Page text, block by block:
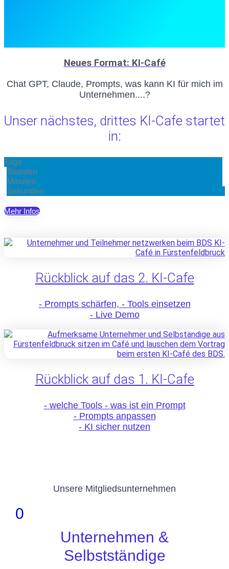
Neues Format: KI-Café
Chat GPT, Claude, Prompts, was kann KI für mich im
Unternehmen....?
Unser nächstes, drittes KI-Cafe startet
in:
Tage
Stunden
Minuten
Sekunden
Mehr Infos
Rückblick auf das 2. KI-Cafe
- Prompts schärfen, - Tools einsetzen
- Live Demo
Rückblick auf das 1. KI-Cafe
- welche Tools - was ist ein Prompt
- Prompts anpassen
- KI sicher nutzen
Unsere Mitgliedsunternehmen
0
Unternehmen &
Selbstständige